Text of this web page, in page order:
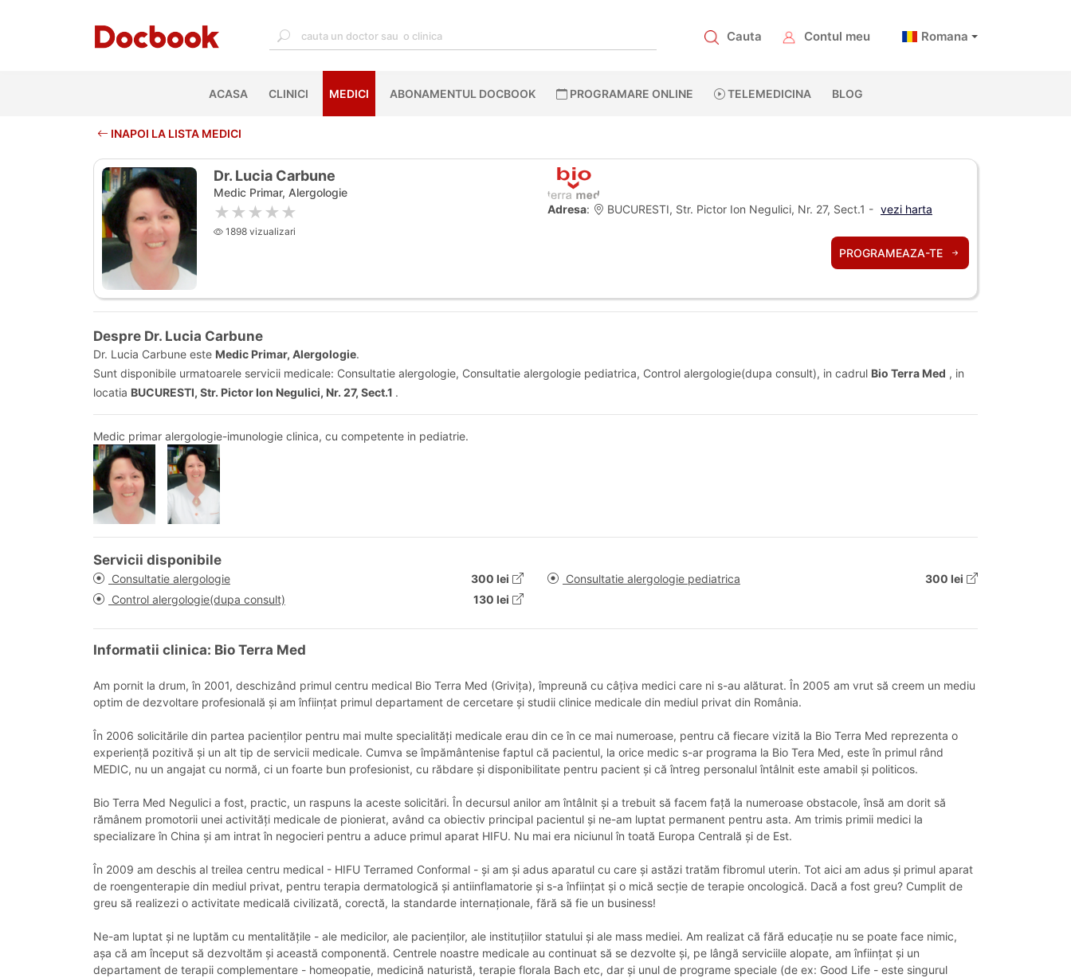
Cauta Contul meu Romana
ACASA(CURRENT)
CLINICI MEDICI ABONAMENTUL DOCBOOK PROGRAMARE ONLINE TELEMEDICINA BLOG
INAPOI LA LISTA MEDICI
Dr. Lucia Carbune
Medic Primar, Alergologie
★★★★★
1898 vizualizari
Adresa: BUCURESTI, Str. Pictor Ion Negulici, Nr. 27, Sect.1 - vezi harta
PROGRAMEAZA-TE
Despre Dr. Lucia Carbune
Dr. Lucia Carbune este Medic Primar, Alergologie.
Sunt disponibile urmatoarele servicii medicale: Consultatie alergologie, Consultatie alergologie pediatrica, Control alergologie(dupa consult), in cadrul Bio Terra Med , in
locatia BUCURESTI, Str. Pictor Ion Negulici, Nr. 27, Sect.1 .
Medic primar alergologie-imunologie clinica, cu competente in pediatrie.
Servicii disponibile
Consultatie alergologie 300 lei Consultatie alergologie pediatrica
300 lei
Control alergologie(dupa consult)
130 lei
Informatii clinica: Bio Terra Med
Am pornit la drum, în 2001, deschizând primul centru medical Bio Terra Med (Grivița), împreună cu câțiva medici care ni s-au alăturat. În 2005 am vrut să creem un mediu
optim de dezvoltare profesională și am înființat primul departament de cercetare și studii clinice medicale din mediul privat din România.
În 2006 solicitările din partea pacienților pentru mai multe specialități medicale erau din ce în ce mai numeroase, pentru că fiecare vizită la Bio Terra Med reprezenta o
experiență pozitivă și un alt tip de servicii medicale. Cumva se împământenise faptul că pacientul, la orice medic s-ar programa la Bio Tera Med, este în primul rând
MEDIC, nu un angajat cu normă, ci un foarte bun profesionist, cu răbdare și disponibilitate pentru pacient și că întreg personalul întâlnit este amabil și politicos.
Bio Terra Med Negulici a fost, practic, un raspuns la aceste solicitări. În decursul anilor am întâlnit și a trebuit să facem față la numeroase obstacole, însă am dorit să
rămânem promotorii unei activități medicale de pionierat, având ca obiectiv principal pacientul și ne-am luptat permanent pentru asta. Am trimis primii medici la
specializare în China și am intrat în negocieri pentru a aduce primul aparat HIFU. Nu mai era niciunul în toată Europa Centrală și de Est.
În 2009 am deschis al treilea centru medical - HIFU Terramed Conformal - și am și adus aparatul cu care și astăzi tratăm fibromul uterin. Tot aici am adus și primul aparat
de roengenterapie din mediul privat, pentru terapia dermatologică și antiinflamatorie și s-a înființat și o mică secție de terapie oncologică. Dacă a fost greu? Cumplit de
greu să realizezi o activitate medicală civilizată, corectă, la standarde internaționale, fără să fie un business!
Ne-am luptat și ne luptăm cu mentalitățile - ale medicilor, ale pacienților, ale instituțiilor statului și ale mass mediei. Am realizat că fără educație nu se poate face nimic,
așa că am început să dezvoltăm și această componentă. Centrele noastre medicale au continuat să se dezvolte și, pe lângă serviciile alopate, am înființat și un
departament de terapii complementare - homeopatie, medicină naturistă, terapie florala Bach etc, dar și unul de programe speciale (de ex: Good Life - este singurul